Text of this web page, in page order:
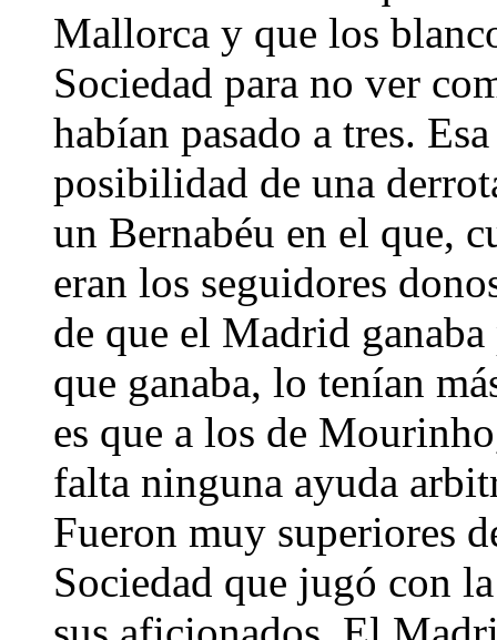
Mallorca y que los
Sociedad para no ver
habían pasado a tres.
posibilidad de una
un Bernabéu en el que,
eran los seguidores
de que el Madrid
que ganaba, lo tenían
es que a los de
falta ninguna ayuda
Fueron muy superiores
Sociedad que jugó con